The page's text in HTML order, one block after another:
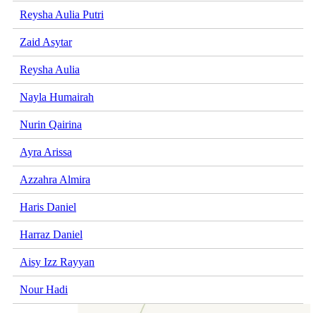
Reysha Aulia Putri
Zaid Asytar
Reysha Aulia
Nayla Humairah
Nurin Qairina
Ayra Arissa
Azzahra Almira
Haris Daniel
Harraz Daniel
Aisy Izz Rayyan
Nour Hadi